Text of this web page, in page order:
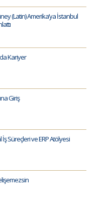
(Latin) Amerika’ya İstanbul
Kariyer
Giriş
Süreçleri ve ERP Atölyesi